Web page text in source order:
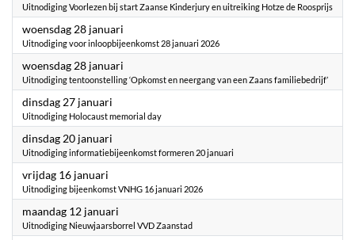
Uitnodiging Voorlezen bij start Zaanse Kinderjury en uitreiking Hotze de Roosprijs
woensdag 28 januari
Uitnodiging voor inloopbijeenkomst 28 januari 2026
woensdag 28 januari
Uitnodiging tentoonstelling ‘Opkomst en neergang van een Zaans familiebedrijf’
dinsdag 27 januari
Uitnodiging Holocaust memorial day
dinsdag 20 januari
Uitnodiging informatiebijeenkomst formeren 20 januari
vrijdag 16 januari
Uitnodiging bijeenkomst VNHG 16 januari 2026
maandag 12 januari
Uitnodiging Nieuwjaarsborrel VVD Zaanstad